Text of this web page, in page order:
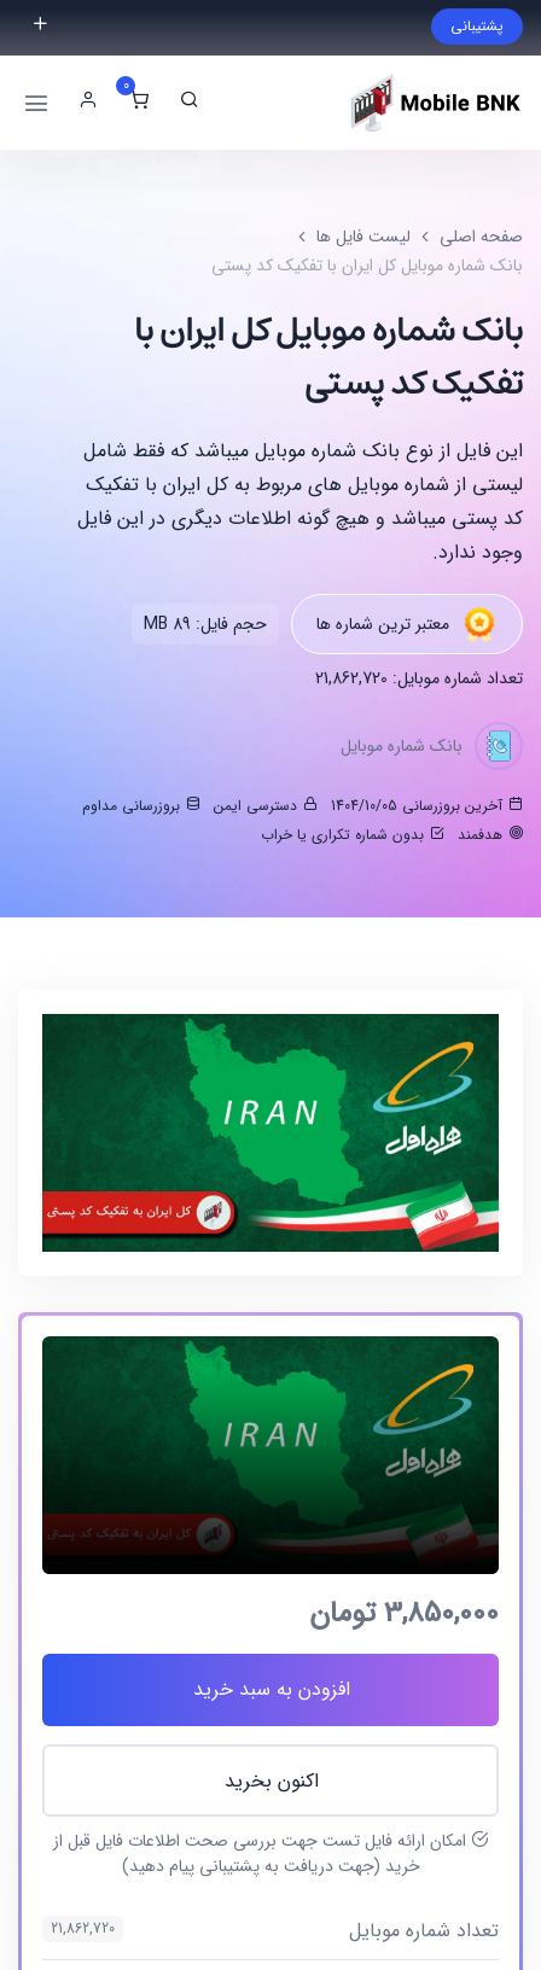
پشتیبانی
فایل مورد نظر خود را پیدا نکردید؟ با ما تماس بگیرید.
09999868721
0
صفحه اصلی
لیست فایل ها
بانک شماره موبایل کل ایران با تفکیک کد پستی
بانک شماره موبایل کل ایران با
تفکیک کد پستی
این فایل از نوع بانک شماره موبایل میباشد که فقط شامل
لیستی از شماره موبایل های مربوط به کل ایران با تفکیک
کد پستی میباشد و هیچ گونه اطلاعات دیگری در این فایل
وجود ندارد.
معتبر ترین شماره ها حجم فایل: 89 MB
تعداد شماره موبایل: 21,862,720
بانک شماره موبایل
آخرین بروزرسانی 1404/10/05 دسترسی ایمن
بروزرسانی مداوم
هدفمند
بدون شماره تکراری یا خراب
3,850,000تومان
افزودن به سبد خرید
اکنون بخرید
امکان ارائه فایل تست جهت بررسی صحت اطلاعات فایل قبل از
خرید (جهت دریافت به پشتیبانی پیام دهید)
تعداد شماره موبایل 21,862,720